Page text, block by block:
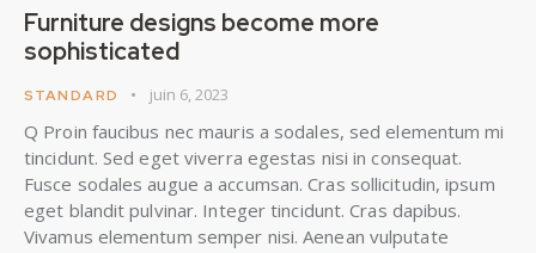
Furniture designs become more
sophisticated
STANDARD juin 6, 2023
Q Proin faucibus nec mauris a sodales, sed elementum mi
tincidunt. Sed eget viverra egestas nisi in consequat.
Fusce sodales augue a accumsan. Cras sollicitudin, ipsum
eget blandit pulvinar. Integer tincidunt. Cras dapibus.
Vivamus elementum semper nisi. Aenean vulputate